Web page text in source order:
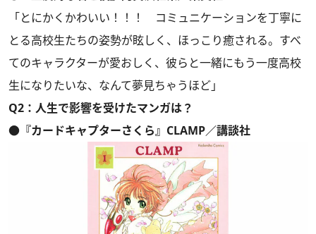
「とにかくかわいい！！！ コミュニケーションを丁寧に
とる高校生たちの姿勢が眩しく、ほっこり癒される。すべ
てのキャラクターが愛おしく、彼らと一緒にもう一度高校
生になりたいな、なんて夢見ちゃうほど」
Q2：人生で影響を受けたマンガは？
●『カードキャプターさくら』CLAMP／講談社